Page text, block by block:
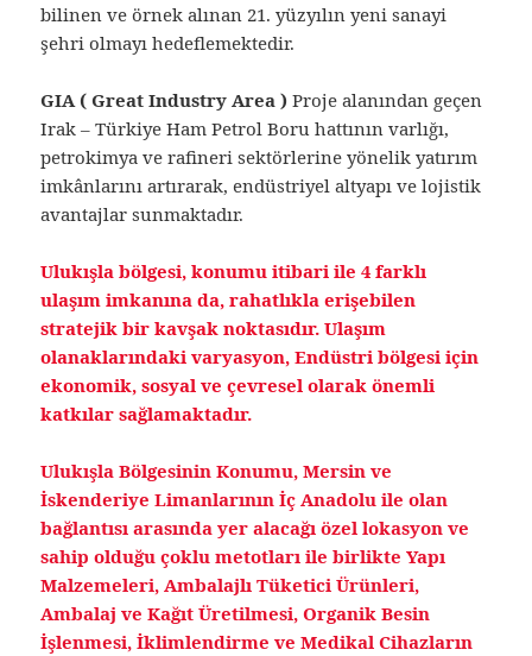
bilinen ve örnek alınan 21. yüzyılın yeni sanayi
şehri olmayı hedeflemektedir.
GIA ( Great Industry Area )Proje alanından geçen
Irak – Türkiye Ham Petrol Boru hattının varlığı,
petrokimya ve rafineri sektörlerine yönelik yatırım
imkânlarını artırarak, endüstriyel altyapı ve lojistik
avantajlar sunmaktadır.
Ulukışla bölgesi, konumu itibari ile 4 farklı
ulaşım imkanına da, rahatlıkla erişebilen
stratejik bir kavşak noktasıdır. Ulaşım
olanaklarındaki varyasyon, Endüstri bölgesi için
ekonomik, sosyal ve çevresel olarak önemli
katkılar sağlamaktadır.
Ulukışla Bölgesinin Konumu, Mersin ve
İskenderiye Limanlarının İç Anadolu ile olan
bağlantısı arasında yer alacağı özel lokasyon ve
sahip olduğu çoklu metotları ile birlikte Yapı
Malzemeleri, Ambalajlı Tüketici Ürünleri,
Ambalaj ve Kağıt Üretilmesi, Organik Besin
İşlenmesi, İklimlendirme ve Medikal Cihazların